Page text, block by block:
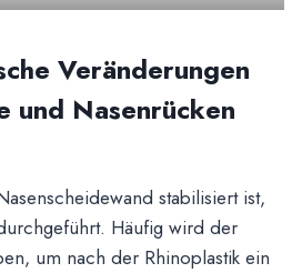
Veränderungen
und Nasenrücken
stabilisiert ist,
Häufig wird der
um nach der Rhinoplastik ein